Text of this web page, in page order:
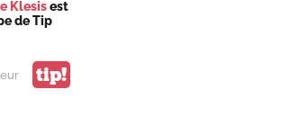
Klesisest
de Tip
tip!